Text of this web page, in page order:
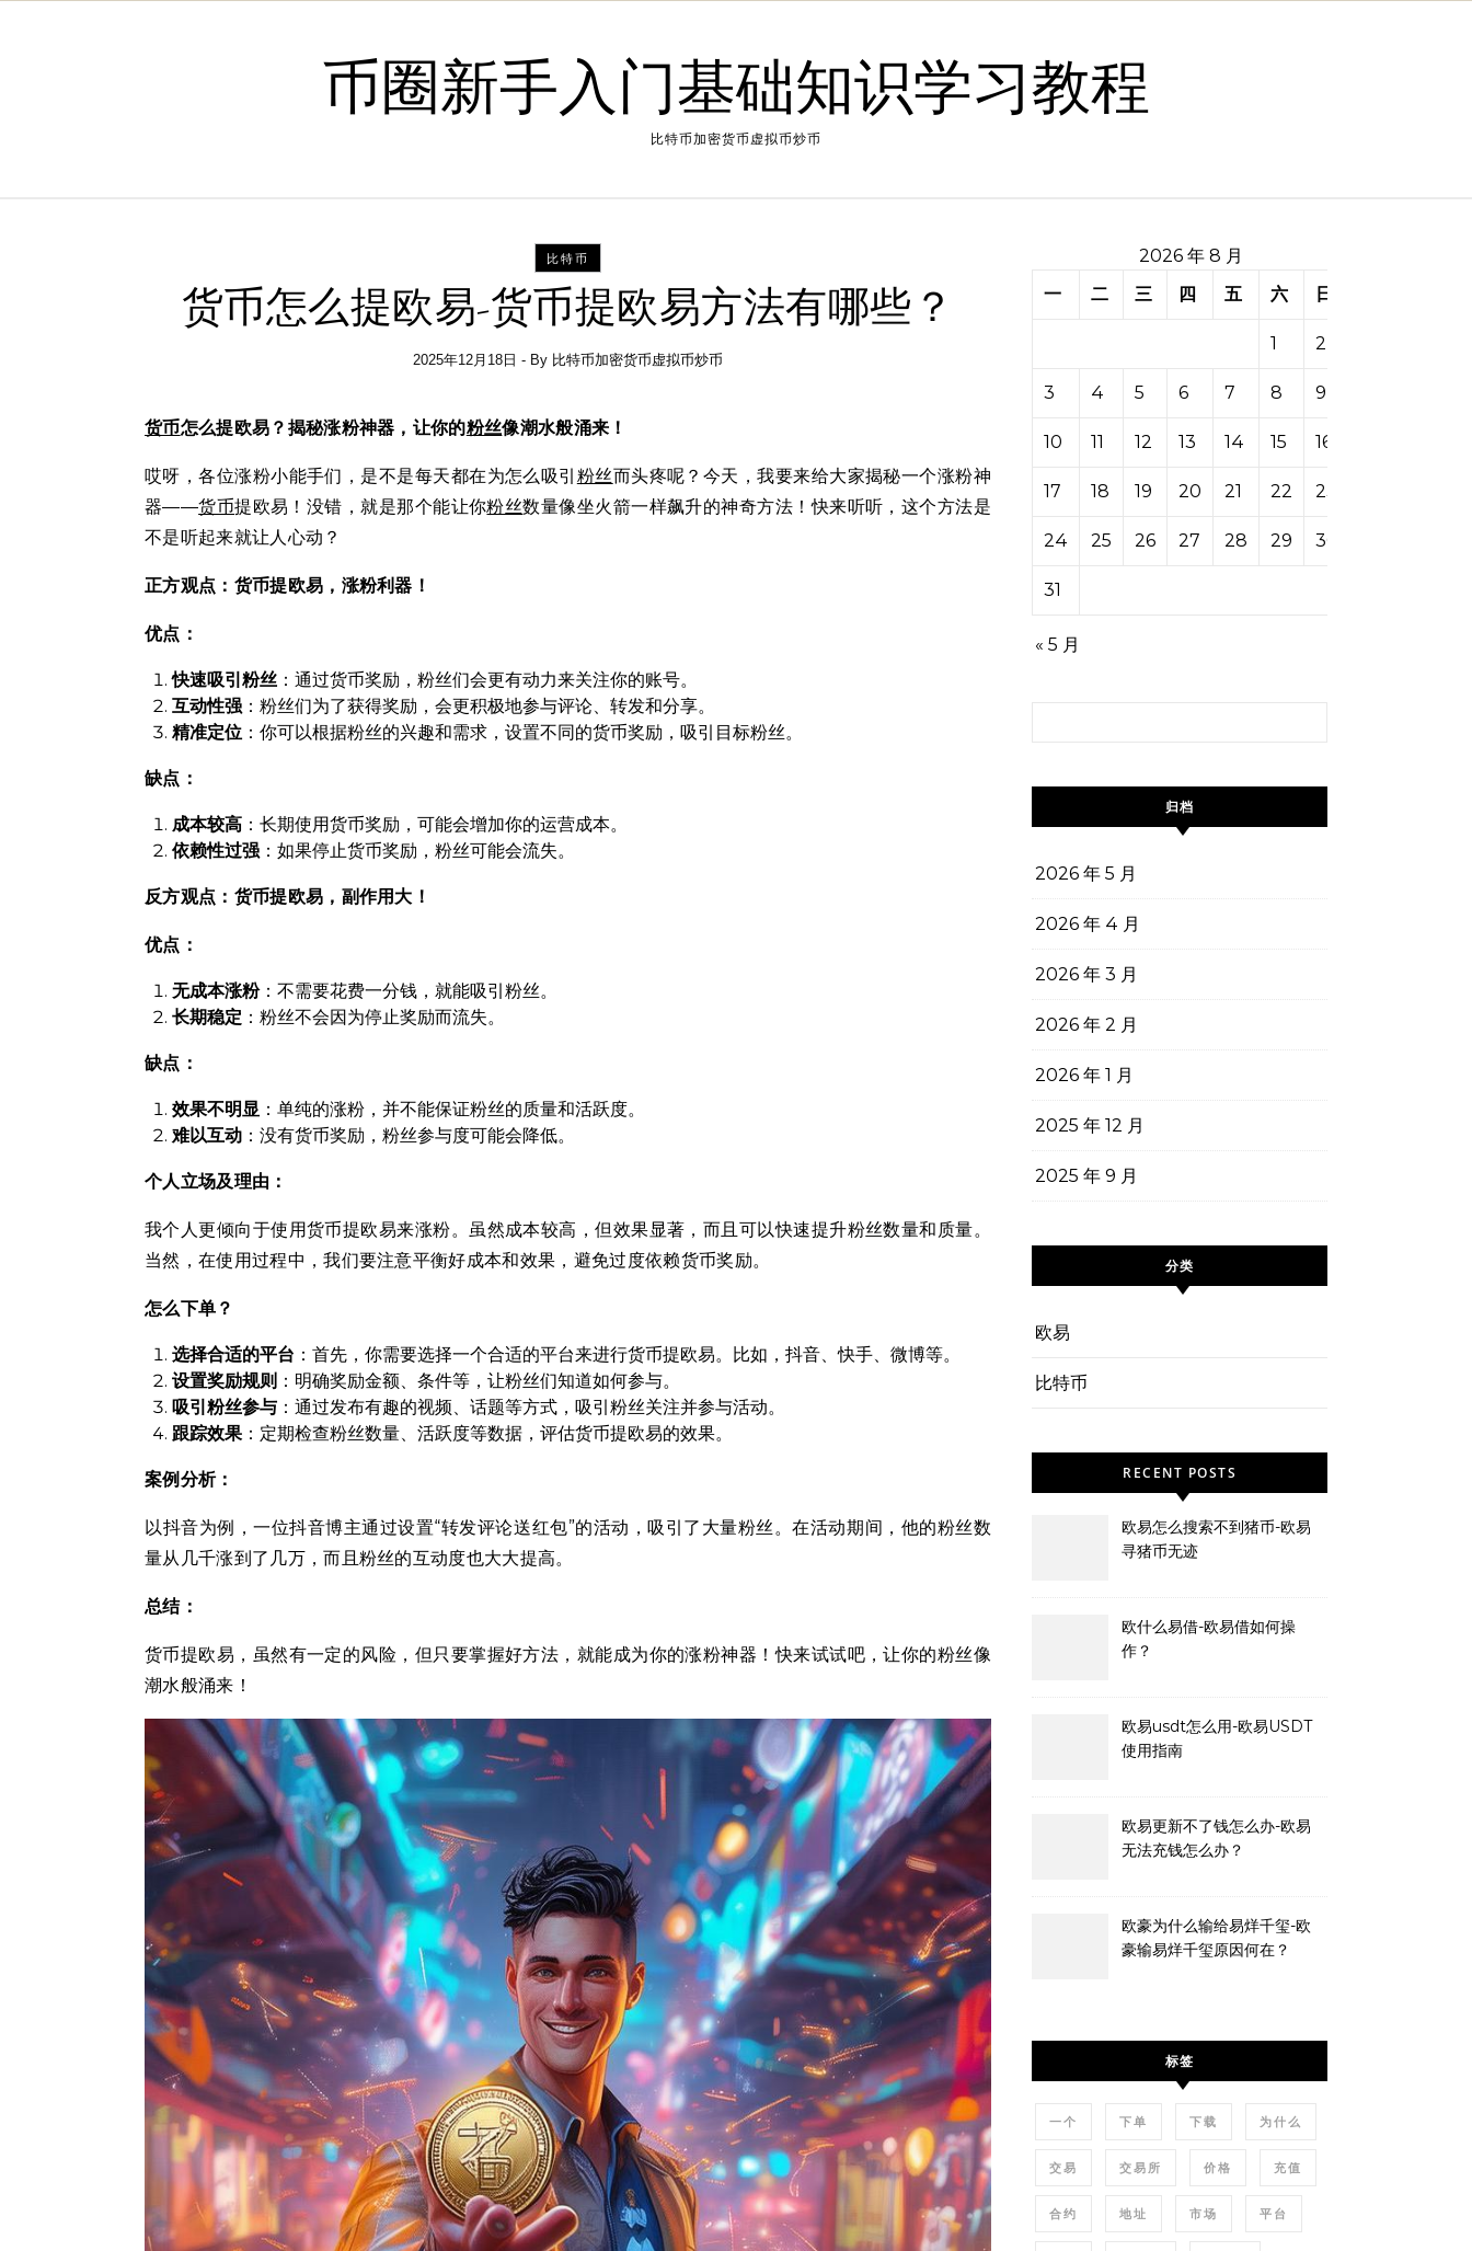
币圈新手入门基础知识学习教程
比特币加密货币虚拟币炒币
比特币
货币怎么提欧易-货币提欧易方法有哪些？
2025年12月18日 - By 比特币加密货币虚拟币炒币
货币怎么提欧易？揭秘涨粉神器，让你的粉丝像潮水般涌来！
哎呀，各位涨粉小能手们，是不是每天都在为怎么吸引 粉丝而头疼呢？今天，我要来给大家揭秘一个涨粉神
器——货币提欧易！没错，就是那个能让你粉丝数量像坐火箭一样飙升的神奇方法！快来听听，这个方法是
不是听起来就让人心动？
正方观点：货币提欧易，涨粉利器！
优点：
快速吸引粉丝 ：通过货币奖励，粉丝们会更有动力来关注你的账号。
互动性强 ：粉丝们为了获得奖励，会更积极地参与评论、转发和分享。
精准定位 ：你可以根据粉丝的兴趣和需求，设置不同的货币奖励，吸引目标粉丝。
缺点：
成本较高 ：长期使用货币奖励，可能会增加你的运营成本。
依赖性过强 ：如果停止货币奖励，粉丝可能会流失。
反方观点：货币提欧易，副作用大！
优点：
无成本涨粉：不需要花费一分钱，就能吸引粉丝。
长期稳定 ：粉丝不会因为停止奖励而流失。
缺点：
效果不明显 ：单纯的涨粉，并不能保证粉丝的质量和活跃度。
难以互动 ：没有货币奖励，粉丝参与度可能会降低。
个人立场及理由：
我个人更倾向于使用货币提欧易来涨粉。虽然成本较高，但效果显著，而且可以快速提升粉丝数量和质量。
当然，在使用过程中，我们要注意平衡好成本和效果，避免过度依赖货币奖励。
怎么下单？
选择合适的平台 ：首先，你需要选择一个合适的平台来进行货币提欧易。比如，抖音、快手、微博等。
设置奖励规则 ：明确奖励金额、条件等，让粉丝们知道如何参与。
吸引粉丝参与 ：通过发布有趣的视频、话题等方式，吸引粉丝关注并参与活动。
跟踪效果：定期检查粉丝数量、活跃度等数据，评估货币提欧易的效果。
案例分析：
以抖音为例，一位抖音博主通过设置“转发评论送红包”的活动，吸引了大量粉丝。在活动期间，他的粉丝数
量从几千涨到了几万，而且粉丝的互动度也大大提高。
总结：
货币提欧易，虽然有一定的风险，但只要掌握好方法，就能成为你的涨粉神器！快来试试吧，让你的粉丝像
潮水般涌来！
2026 年 8 月
一
二 三 四 五 六 日
1 2
3 4 5 6 7 8 9
10 11 12 13 14 15 16
17 18 19 20 21 22 23
24 25 26 27 28 29 30
31
« 5 月
归档
2026 年 5 月
2026 年 4 月
2026 年 3 月
2026 年 2 月
2026 年 1 月
2025 年 12 月
2025 年 9 月
分类
欧易
比特币
RECENT POSTS
欧易怎么搜索不到猪币-欧易
寻猪币无迹
欧什么易借-欧易借如何操
作？
欧易usdt怎么用-欧易USDT
使用指南
欧易更新不了钱怎么办-欧易
无法充钱怎么办？
欧豪为什么输给易烊千玺-欧
豪输易烊千玺原因何在？
标签
一个 下单 下载 为什么
交易 交易所 价格 充值
合约 地址 市场 平台